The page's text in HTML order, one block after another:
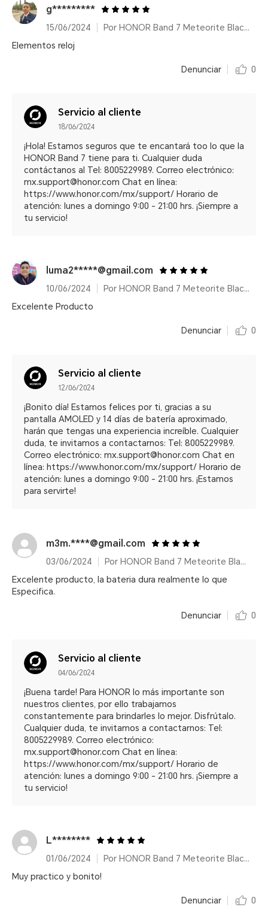
g*********
15/06/2024
Por HONOR Band 7 Meteorite Black/14 días de duración de batería
Elementos reloj
Denunciar 0
Servicio al cliente
18/06/2024
¡Hola! Estamos seguros que te encantará too lo que la
HONOR Band 7 tiene para ti. Cualquier duda
contáctanos al Tel: 8005229989. Correo electrónico:
mx.support@honor.com Chat en línea:
https://www.honor.com/mx/support/ Horario de
atención: lunes a domingo 9:00 - 21:00 hrs. ¡Siempre a
tu servicio!
luma2*****@gmail.com
10/06/2024
Por HONOR Band 7 Meteorite Black/14 días de duración de batería
Excelente Producto
Denunciar 0
Servicio al cliente
12/06/2024
¡Bonito día! Estamos felices por ti, gracias a su
pantalla AMOLED y 14 días de batería aproximado,
harán que tengas una experiencia increíble. Cualquier
duda, te invitamos a contactarnos: Tel: 8005229989.
Correo electrónico: mx.support@honor.com Chat en
línea: https://www.honor.com/mx/support/ Horario de
atención: lunes a domingo 9:00 - 21:00 hrs. ¡Estamos
para servirte!
m3m.****@gmail.com
03/06/2024
Por HONOR Band 7 Meteorite Black/14 días de duración de batería
Excelente producto, la bateria dura realmente lo que
Especifica.
Denunciar 0
Servicio al cliente
04/06/2024
¡Buena tarde! Para HONOR lo más importante son
nuestros clientes, por ello trabajamos
constantemente para brindarles lo mejor. Disfrútalo.
Cualquier duda, te invitamos a contactarnos: Tel:
8005229989. Correo electrónico:
mx.support@honor.com Chat en línea:
https://www.honor.com/mx/support/ Horario de
atención: lunes a domingo 9:00 - 21:00 hrs. ¡Siempre a
tu servicio!
L********
01/06/2024
Por HONOR Band 7 Meteorite Black/14 días de duración de batería
Muy practico y bonito!
Denunciar 0